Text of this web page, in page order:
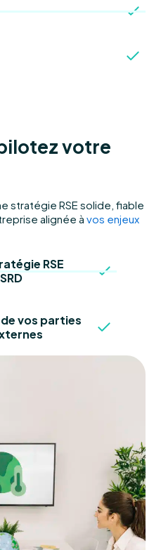
votre
stratégie RSE solide, fiable
alignée àvos enjeux
RSE
vos parties